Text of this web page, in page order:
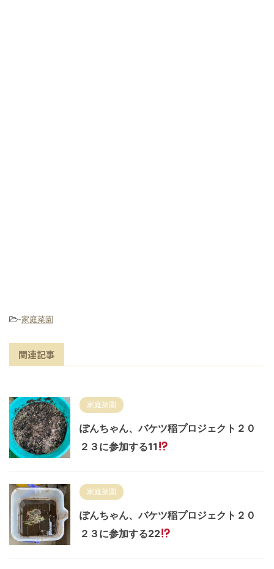
-家庭菜園
関連記事
家庭菜園
ぽんちゃん、バケツ稲プロジェクト２０
２３に参加する11
家庭菜園
ぽんちゃん、バケツ稲プロジェクト２０
２３に参加する22